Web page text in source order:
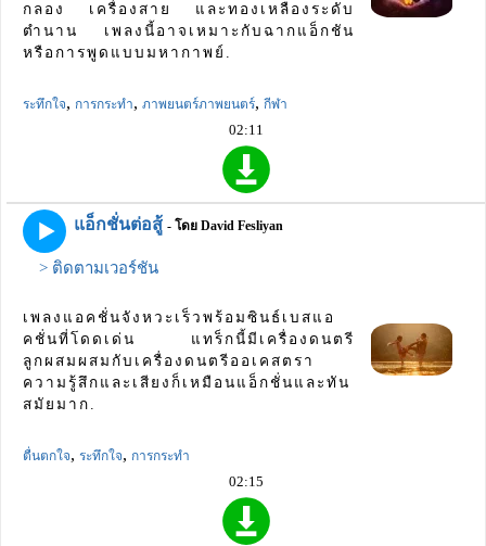
กลอง เครื่องสาย และทองเหลืองระดับ
ตำนาน เพลงนี้อาจเหมาะกับฉากแอ็กชัน
หรือการพูดแบบมหากาพย์.
ระทึกใจ, การกระทำ, ภาพยนตร์ภาพยนตร์, กีฬา
02:11
แอ็กชั่นต่อสู้ - โดย David Fesliyan
> ติดตามเวอร์ชัน
เพลงแอคชั่นจังหวะเร็วพร้อมซินธ์เบสแอ
คชั่นที่โดดเด่น แทร็กนี้มีเครื่องดนตรี
ลูกผสมผสมกับเครื่องดนตรีออเคสตรา
ความรู้สึกและเสียงก็เหมือนแอ็กชั่นและทัน
สมัยมาก.
ตื่นตกใจ, ระทึกใจ, การกระทำ
02:15